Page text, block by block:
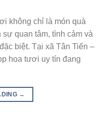
không chỉ là món quà
quan tâm, tình cảm và
biệt. Tại xã Tân Tiến –
hoa tươi uy tín đang
→